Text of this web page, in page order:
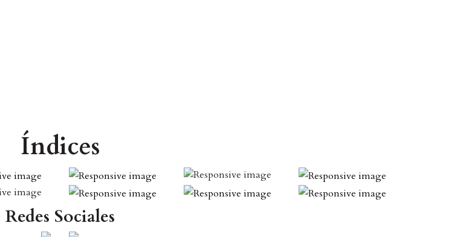
Índices
Redes Sociales